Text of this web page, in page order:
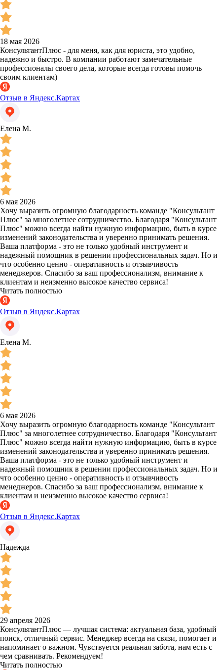
18 мая 2026
КонсультантПлюс - для меня, как для юриста, это удобно,
надежно и быстро. В компании работают замечательные
профессионалы своего дела, которые всегда готовы помочь
своим клиентам)
Отзыв в Яндекс.Картах
Елена М.
6 мая 2026
Хочу выразить огромную благодарность команде "Консультант
Плюс" за многолетнее сотрудничество. Благодаря "Консультант
Плюс" можно всегда найти нужную информацию, быть в курсе
изменений законодательства и уверенно принимать решения.
Ваша платформа - это не только удобный инструмент и
надежный помощник в решении профессиональных задач. Но и
что особенно ценно - оперативность и отзывчивость
менеджеров. Спасибо за ваш профессионализм, внимание к
клиентам и неизменно высокое качество сервиса!
Читать полностью
Отзыв в Яндекс.Картах
Елена М.
6 мая 2026
Хочу выразить огромную благодарность команде "Консультант
Плюс" за многолетнее сотрудничество. Благодаря "Консультант
Плюс" можно всегда найти нужную информацию, быть в курсе
изменений законодательства и уверенно принимать решения.
Ваша платформа - это не только удобный инструмент и
надежный помощник в решении профессиональных задач. Но и
что особенно ценно - оперативность и отзывчивость
менеджеров. Спасибо за ваш профессионализм, внимание к
клиентам и неизменно высокое качество сервиса!
Отзыв в Яндекс.Картах
Надежда
29 апреля 2026
КонсультантПлюс — лучшая система: актуальная база, удобный
поиск, отличный сервис. Менеджер всегда на связи, помогает и
напоминает о важном. Чувствуется реальная забота, нам есть с
чем сравнивать. Рекомендуем!
Читать полностью